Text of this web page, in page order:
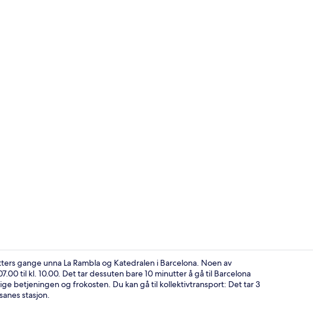
gange unna La Rambla og Katedralen i Barcelona. Noen av
til kl. 10.00. Det tar dessuten bare 10 minutter å gå til Barcelona
betjeningen og frokosten. Du kan gå til kollektivtransport: Det tar 3
stasjon.